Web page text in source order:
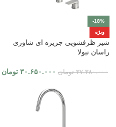
-18%
ویژه
شیر ظرفشویی جزیره ای شاوری
راسان نبولا
۳۷.۳۸۰.۰۰۰ تومان ۳۰.۶۵۰.۰۰۰ تومان